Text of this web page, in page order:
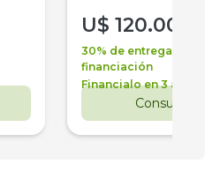
U$ 120.000
30% de entrega +
financiación
Financialo en 3 años
Consultar